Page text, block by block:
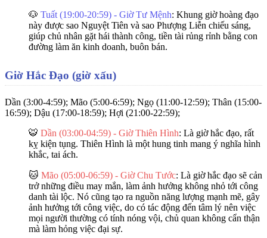
🐶 Tuất (19:00-20:59) - Giờ Tư Mệnh: Khung giờ hoàng đạo
này được sao Nguyệt Tiên và sao Phượng Liễn chiếu sáng,
giúp chủ nhân gặt hái thành công, tiền tài rủng rỉnh bằng con
đường làm ăn kinh doanh, buôn bán.
Giờ Hắc Đạo (giờ xấu)
Dần (3:00-4:59); Mão (5:00-6:59); Ngọ (11:00-12:59); Thân (15:00-
16:59); Dậu (17:00-18:59); Hợi (21:00-22:59);
🐯 Dần (03:00-04:59) - Giờ Thiên Hình: Là giờ hắc đạo, rất
kỵ kiện tụng. Thiên Hình là một hung tinh mang ý nghĩa hình
khắc, tai ách.
🐱 Mão (05:00-06:59) - Giờ Chu Tước: Là giờ hắc đạo sẽ cản
trở những điều may mắn, làm ảnh hưởng không nhỏ tới công
danh tài lộc. Nó cũng tạo ra nguồn năng lượng mạnh mẽ, gây
ảnh hưởng tới công việc, do có tác động đến tâm lý nên việc
mọi người thường có tính nóng vội, chủ quan không cẩn thận
mà làm hỏng việc đại sự.